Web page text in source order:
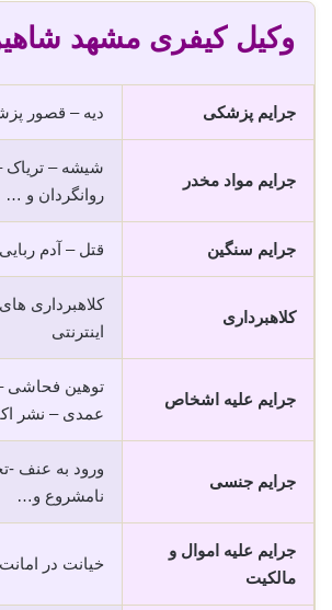
وکیل کیفری مشهد
جرایم پزشکی دیه – قصور
جرایم مواد مخدر
شیشه – تریاک
روانگردان و …
جرایم سنگین قتل – آدم ربایی
کلاهبرداری
کلاهبرداری
اینترنتی
جرایم علیه اشخاص
توهین
عمدی – نشر
جرایم جنسی
ورود به عنف -
نامشروع و…
جرایم علیه اموال و
مالکیت
خیانت در